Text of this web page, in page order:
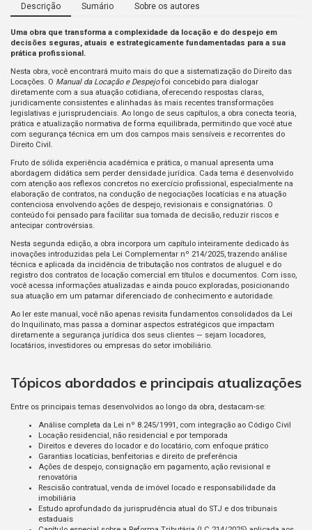
Descrição Sumário Sobre os autores
Uma obra que transforma a complexidade da locação e do despejo em
decisões seguras, atuais e estrategicamente fundamentadas para a sua
prática profissional.
Nesta obra, você encontrará muito mais do que a sistematização do Direito das
Locações. O Manual da Locação e Despejofoi concebido para dialogar
diretamente com a sua atuação cotidiana, oferecendo respostas claras,
juridicamente consistentes e alinhadas às mais recentes transformações
legislativas e jurisprudenciais. Ao longo de seus capítulos, a obra conecta teoria,
prática e atualização normativa de forma equilibrada, permitindo que você atue
com segurança técnica em um dos campos mais sensíveis e recorrentes do
Direito Civil.
Fruto de sólida experiência acadêmica e prática, o manual apresenta uma
abordagem didática sem perder densidade jurídica. Cada tema é desenvolvido
com atenção aos reflexos concretos no exercício profissional, especialmente na
elaboração de contratos, na condução de negociações locatícias e na atuação
contenciosa envolvendo ações de despejo, revisionais e consignatórias. O
conteúdo foi pensado para facilitar sua tomada de decisão, reduzir riscos e
antecipar controvérsias.
Nesta segunda edição, a obra incorpora um capítulo inteiramente dedicado às
inovações introduzidas pela Lei Complementar nº 214/2025, trazendo análise
técnica e aplicada da incidência de tributação nos contratos de aluguel e do
registro dos contratos de locação comercial em títulos e documentos. Com isso,
você acessa informações atualizadas e ainda pouco exploradas, posicionando
sua atuação em um patamar diferenciado de conhecimento e autoridade.
Ao ler este manual, você não apenas revisita fundamentos consolidados da Lei
do Inquilinato, mas passa a dominar aspectos estratégicos que impactam
diretamente a segurança jurídica dos seus clientes — sejam locadores,
locatários, investidores ou empresas do setor imobiliário.
Tópicos abordados e principais atualizações
Entre os principais temas desenvolvidos ao longo da obra, destacam-se:
Análise completa da Lei nº 8.245/1991, com integração ao Código Civil
Locação residencial, não residencial e por temporada
Direitos e deveres do locador e do locatário, com enfoque prático
Garantias locatícias, benfeitorias e direito de preferência
Ações de despejo, consignação em pagamento, ação revisional e
renovatória
Rescisão contratual, venda de imóvel locado e responsabilidade da
imobiliária
Estudo aprofundado da jurisprudência atual do STJ e dos tribunais
estaduais